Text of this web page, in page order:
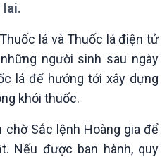
Thế giới
Vấn đề quốc tế
Hồ sơ sự kiện quốc tế
lai.
lá và Thuốc lá điện tử
người sinh sau ngày
lá để hướng tới xây dựng
khói thuốc.
chờ Sắc lệnh Hoàng gia để
Nếu được ban hành, quy